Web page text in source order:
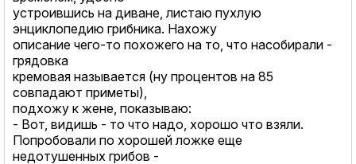
устроившись на диване, листаю пухлую
энциклопедию грибника. Нахожу
описание чего-то похожего на то, что насобирали -
грядовка
кремовая называется (ну процентов на 85
совпадают приметы),
подхожу к жене, показываю:
- Вот, видишь - то что надо, хорошо что взяли.
Попробовали по хорошей ложке еще
недотушенных грибов -